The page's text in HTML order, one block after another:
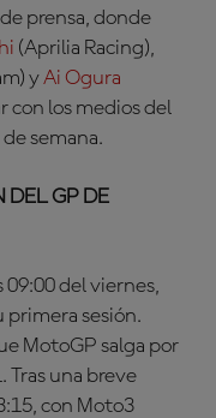
prensa, donde
(Aprilia Racing),
yAi Ogura
con los medios del
semana.
DEL GP DE
09:00 del viernes,
primera sesión.
MotoGP salga por
Tras una breve
con Moto3